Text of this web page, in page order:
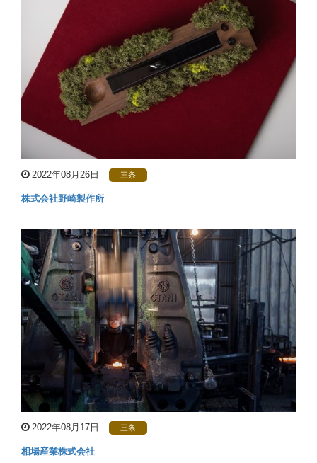
2022年08月26日 三条
株式会社野崎製作所
2022年08月17日 三条
相場産業株式会社